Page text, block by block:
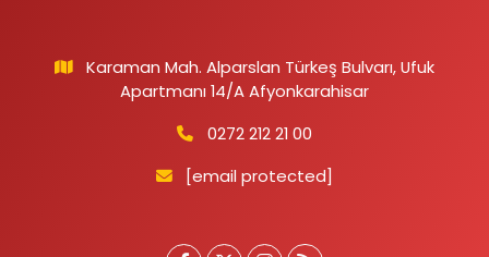
Karaman Mah. Alparslan Türkeş Bulvarı, Ufuk
Apartmanı 14/A Afyonkarahisar
0272 212 21 00
[email protected]